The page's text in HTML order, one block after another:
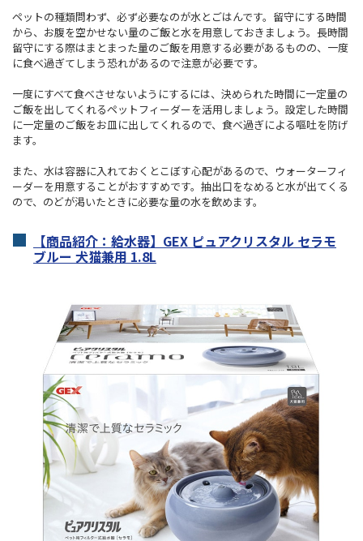
ペットの種類問わず、必ず必要なのが水とごはんです。留守にする時間
から、お腹を空かせない量のご飯と水を用意しておきましょう。長時間
留守にする際はまとまった量のご飯を用意する必要があるものの、一度
に食べ過ぎてしまう恐れがあるので注意が必要です。
一度にすべて食べさせないようにするには、決められた時間に一定量の
ご飯を出してくれるペットフィーダーを活用しましょう。設定した時間
に一定量のご飯をお皿に出してくれるので、食べ過ぎによる嘔吐を防げ
ます。
また、水は容器に入れておくとこぼす心配があるので、ウォーターフィ
ーダーを用意することがおすすめです。抽出口をなめると水が出てくる
ので、のどが渇いたときに必要な量の水を飲めます。
【商品紹介：給水器】GEX ピュアクリスタル セラモ
ブルー 犬猫兼用 1.8L